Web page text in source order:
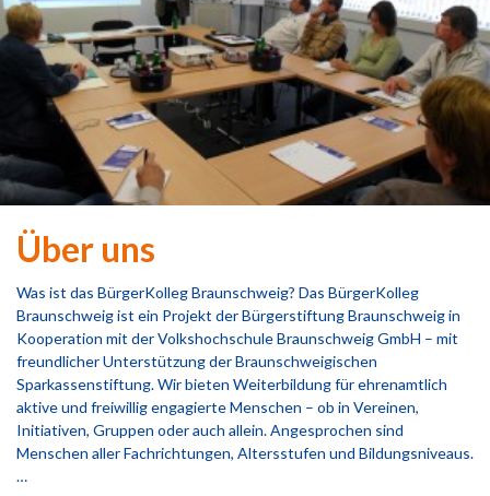
Über uns
Was ist das BürgerKolleg Braunschweig? Das BürgerKolleg
Braunschweig ist ein Projekt der Bürgerstiftung Braunschweig in
Kooperation mit der Volkshochschule Braunschweig GmbH – mit
freundlicher Unterstützung der Braunschweigischen
Sparkassenstiftung. Wir bieten Weiterbildung für ehrenamtlich
aktive und freiwillig engagierte Menschen – ob in Vereinen,
Initiativen, Gruppen oder auch allein. Angesprochen sind
Menschen aller Fachrichtungen, Altersstufen und Bildungsniveaus.
…